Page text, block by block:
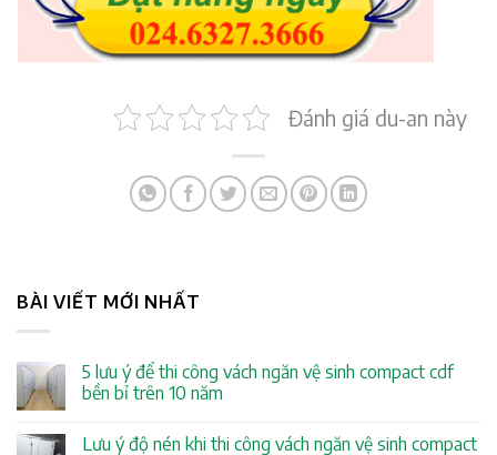
Đánh giá du-an này
BÀI VIẾT MỚI NHẤT
5 lưu ý để thi công vách ngăn vệ sinh compact cdf
bền bỉ trên 10 năm
Lưu ý độ nén khi thi công vách ngăn vệ sinh compact